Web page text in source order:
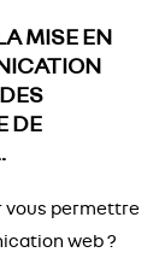
MISE EN
DE
vous permettre
web ?